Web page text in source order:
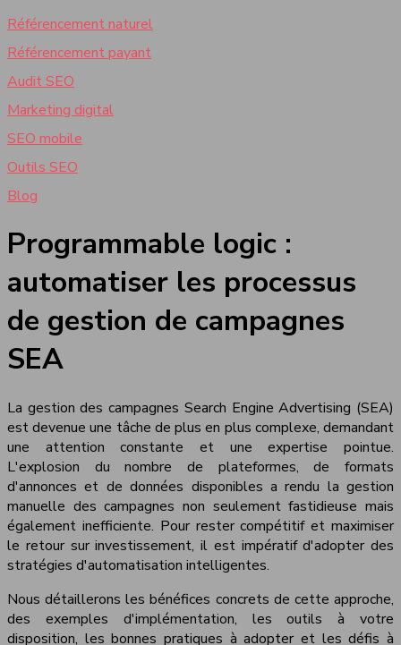
Référencement naturel
Référencement payant
Audit SEO
Marketing digital
SEO mobile
Outils SEO
Blog
Programmable logic :
automatiser les processus
de gestion de campagnes
SEA
La gestion des campagnes Search Engine Advertising (SEA)
est devenue une tâche de plus en plus complexe, demandant
une attention constante et une expertise pointue.
L'explosion du nombre de plateformes, de formats
d'annonces et de données disponibles a rendu la gestion
manuelle des campagnes non seulement fastidieuse mais
également inefficiente. Pour rester compétitif et maximiser
le retour sur investissement, il est impératif d'adopter des
stratégies d'automatisation intelligentes.
Nous détaillerons les bénéfices concrets de cette approche,
des exemples d'implémentation, les outils à votre
disposition, les bonnes pratiques à adopter et les défis à